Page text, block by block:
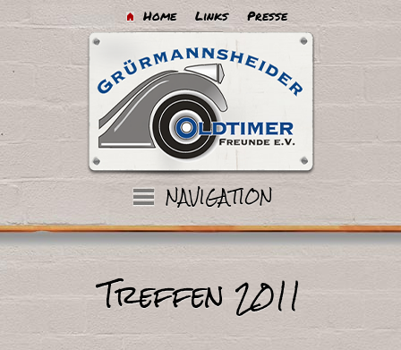
Home Links Presse
Treffen 2011